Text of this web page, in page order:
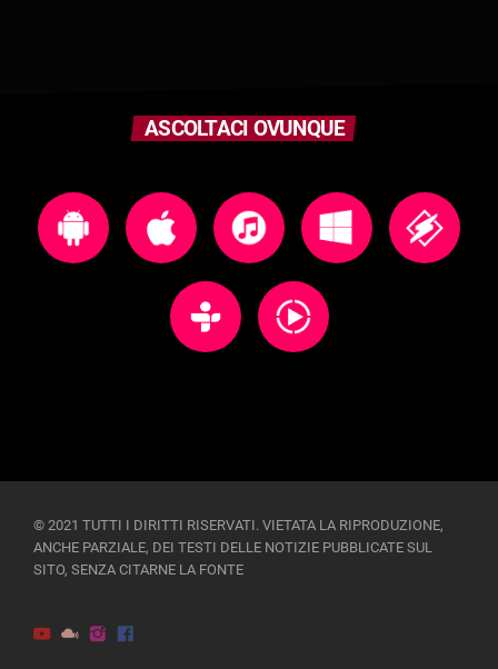
ASCOLTACI OVUNQUE
© 2021 TUTTI I DIRITTI RISERVATI. VIETATA LA RIPRODUZIONE,
ANCHE PARZIALE, DEI TESTI DELLE NOTIZIE PUBBLICATE SUL
SITO, SENZA CITARNE LA FONTE